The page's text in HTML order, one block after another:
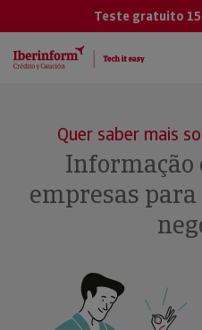
Teste gratuito
Quer saber mais
Informação
empresas